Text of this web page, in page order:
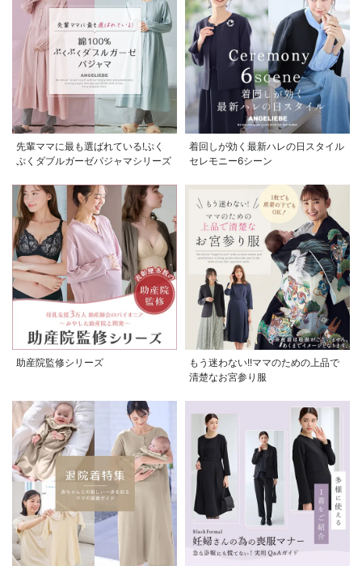
お買い物を続ける カートへ進む
先輩ママに最も選ばれている!ぷく
ぷくダブルガーゼパジャマシリーズ
着回しが効く最新ハレの日スタイル
セレモニー6シーン
助産院監修シリーズ
もう迷わない!!ママのための上品で
清楚なお宮参り服
お気に入り商品を確認する